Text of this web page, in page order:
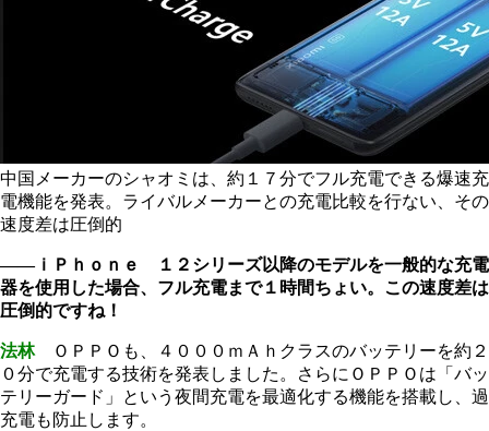
中国メーカーのシャオミは、約１７分でフル充電できる爆速充
電機能を発表。ライバルメーカーとの充電比較を行ない、その
速度差は圧倒的
――ｉＰｈｏｎｅ １２シリーズ以降のモデルを一般的な充電
器を使用した場合、フル充電まで１時間ちょい。この速度差は
圧倒的ですね！
法林ＯＰＰＯも、４０００ｍＡｈクラスのバッテリーを約２
０分で充電する技術を発表しました。さらにＯＰＰＯは「バッ
テリーガード」という夜間充電を最適化する機能を搭載し、過
充電も防止します。